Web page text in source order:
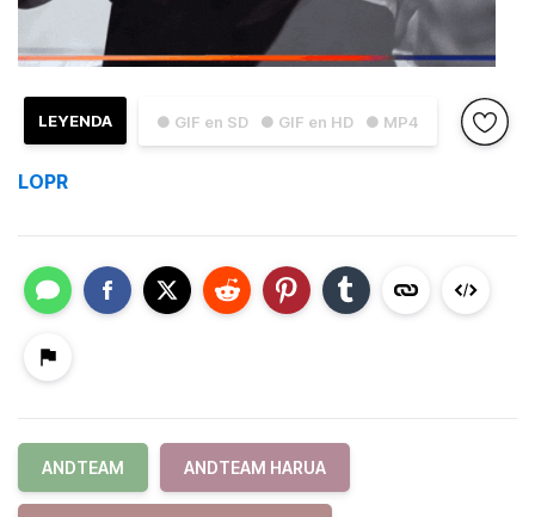
● GIF en SD ● GIF en HD ● MP4
LEYENDA
LOPR
ANDTEAM ANDTEAM HARUA